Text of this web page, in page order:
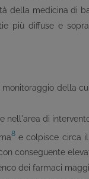
della medicina di
più diffuse e
monitoraggio della
nell'area di
8e colpisce circa il
conseguente
dei farmaci